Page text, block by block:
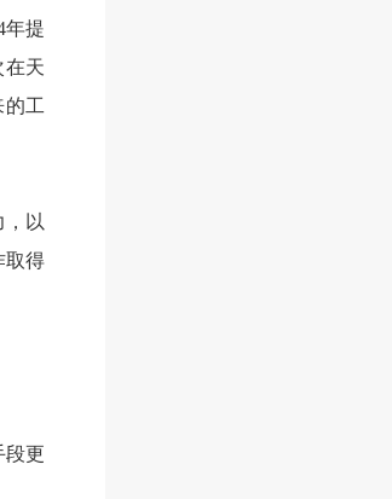
年提
在天
的工
，以
取得
更